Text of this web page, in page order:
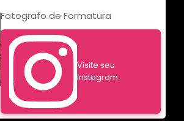
Fotografo de Formatura
Visite seu
Instagram